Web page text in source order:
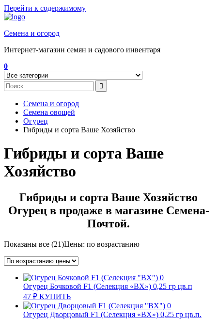
Перейти к содержимому
Семена и огород
Интернет-магазин семян и садового инвентаря
0
Семена и огород
Семена овощей
Огурец
Гибриды и сорта Ваше Хозяйство
Гибриды и сорта Ваше
Хозяйство
Гибриды и сорта Ваше Хозяйство
Огурец в продаже в магазине Семена-
Почтой.
Показаны все (21)Цены: по возрастанию
Огурец Бочковой F1 (Селекция «ВХ») 0,25 гр цв.п
47 ₽ КУПИТЬ
Огурец Дворцовый F1 (Селекция «ВХ») 0,25 гр цв.п.